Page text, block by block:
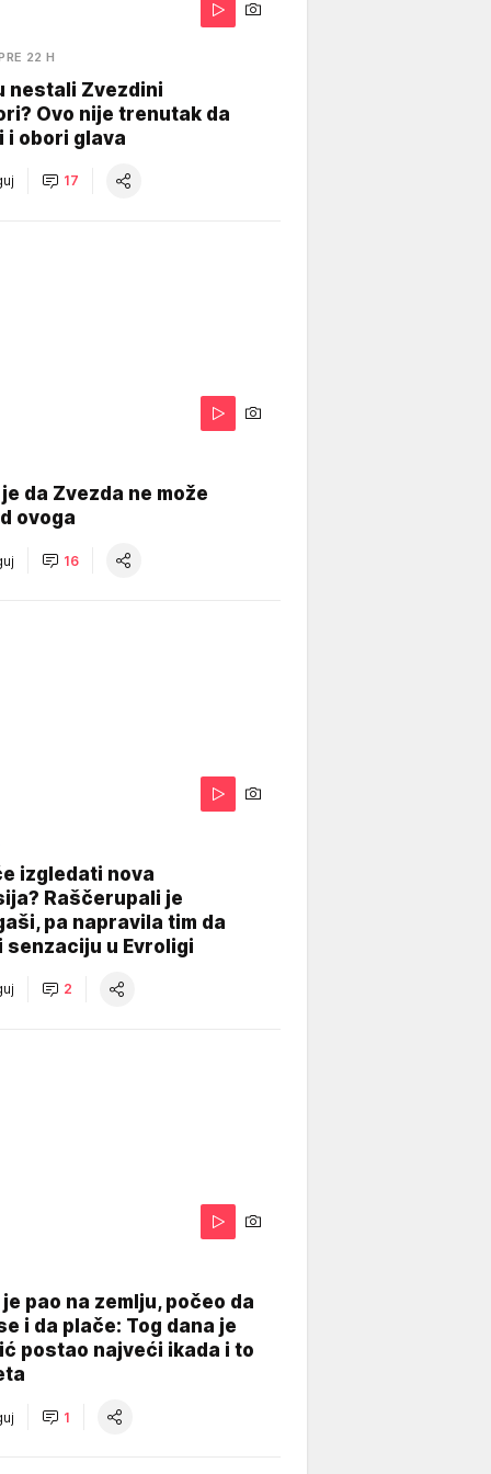
22 H
nestali Zvezdini
Ovo nije trenutak da
i obori glava
17
da Zvezda ne može
ovoga
16
izgledati nova
Raščerupali je
pa napravila tim da
senzaciju u Evroligi
2
je pao na zemlju, počeo da
i da plače: Tog dana je
postao najveći ikada i to
1